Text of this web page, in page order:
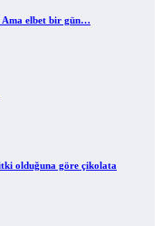
Ama elbet bir gün…
olduğuna göre çikolata